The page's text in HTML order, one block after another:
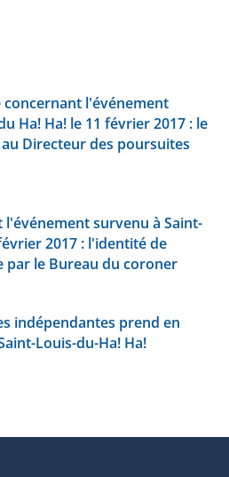
l'événement
Ha! Ha! le 11 février 2017 : le
Directeur des poursuites
survenu à Saint-
2017 : l'identité de
par le Bureau du coroner
indépendantes prend en
Louis-du-Ha! Ha!